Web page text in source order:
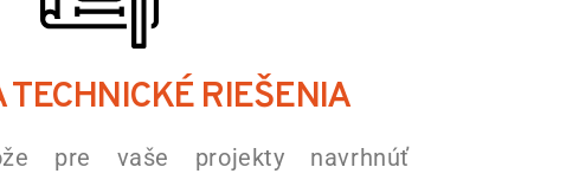
TECHNICKÉ RIEŠENIA
pre vaše projekty navrhnúť